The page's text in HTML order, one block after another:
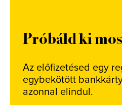
Próbáld ki
Az előfizetésed egy
egybekötött
azonnal elindul.